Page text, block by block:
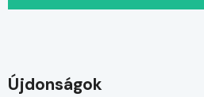
Újdonságok